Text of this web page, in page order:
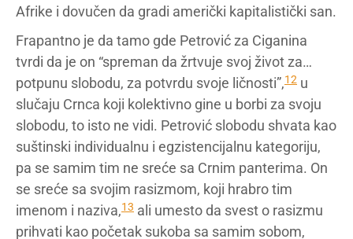
Afrike i dovučen da gradi američki kapitalistički san.
Frapantno je da tamo gde Petrović za Ciganina
tvrdi da je on “spreman da žrtvuje svoj život za…
potpunu slobodu, za potvrdu svoje ličnosti”,12 u
slučaju Crnca koji kolektivno gine u borbi za svoju
slobodu, to isto ne vidi. Petrović slobodu shvata kao
suštinski individualnu i egzistencijalnu kategoriju,
pa se samim tim ne sreće sa Crnim panterima. On
se sreće sa svojim rasizmom, koji hrabro tim
imenom i naziva,13 ali umesto da svest o rasizmu
prihvati kao početak sukoba sa samim sobom,